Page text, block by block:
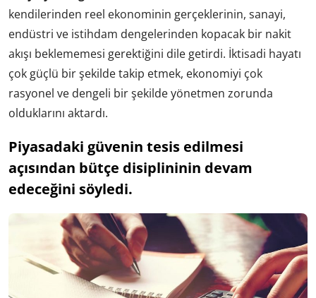
kendilerinden reel ekonominin gerçeklerinin, sanayi,
endüstri ve istihdam dengelerinden kopacak bir nakit
akışı beklememesi gerektiğini dile getirdi. İktisadi hayatı
çok güçlü bir şekilde takip etmek, ekonomiyi çok
rasyonel ve dengeli bir şekilde yönetmen zorunda
olduklarını aktardı.
Piyasadaki güvenin tesis edilmesi
açısından bütçe disiplininin devam
edeceğini söyledi.